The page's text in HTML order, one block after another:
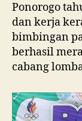
Ponorogo
dan kerja
bimbingan
berhasil
cabang